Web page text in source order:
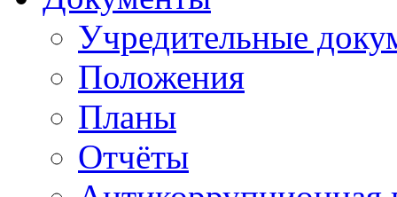
Учредительные
Положения
Планы
Отчёты